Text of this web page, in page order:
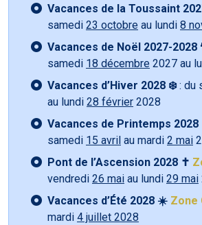
Vacances de la Toussaint
samedi 23 octobre au lundi 8
Vacances de Noël 2027-2028
samedi 18 décembre 2027 au
Vacances d’Hiver 2028 ❄️: du
au lundi 28 février 2028
Vacances de Printemps 2028
samedi 15 avril au mardi 2 mai
Pont de l’Ascension 2028 ✝️
vendredi 26 mai au lundi 29 mai
Vacances d’Été 2028 ☀️ Zone
mardi 4 juillet 2028